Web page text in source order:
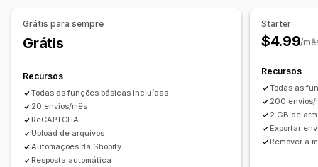
Editor de arrastar e soltar
JavaScript personalizado
Formulários incorporados
Modelos de e-mail Em vários idiomas
Lógica dinâmica
Lógica condicional
Caixa de seleção de regulamentos de proteção de dados
Gerenciamento de dados
Grátis para sempre
Grátis
Recursos
Todas as funções básicas incluídas
20 envios/mês
ReCAPTCHA
Upload de arquivos
Automações da Shopify
Resposta automática
Starter
$4.99/
Recursos
Todas as
200 envios/
2 GB de
Exportar
Remover a